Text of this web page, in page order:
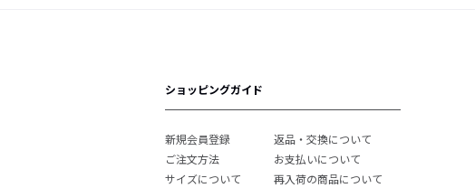
ショッピングガイド
新規会員登録
ご注文方法
サイズについて
返品・交換について
お支払いについて
再入荷の商品について